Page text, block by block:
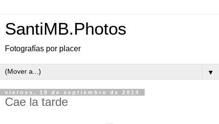
SantiMB.Photos
Fotografías por placer
▼
viernes, 19 de septiembre de 2014
Cae la tarde